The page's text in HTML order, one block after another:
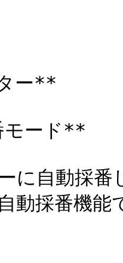
ー**
ード**
に自動採
動採番機能